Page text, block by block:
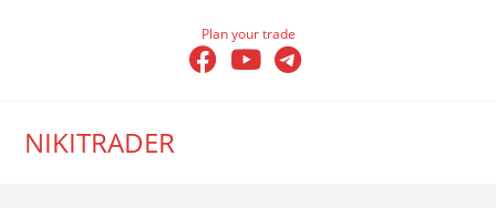
Plan your trade
NIKITRADER